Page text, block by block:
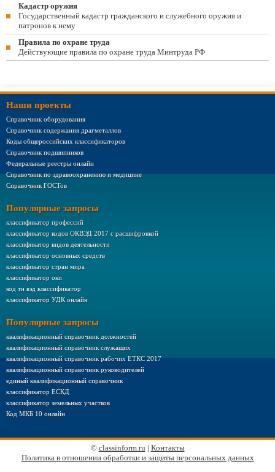
Кадастр оружия
Государственный кадастр гражданского и служебного оружия и
патронов к нему
Правила по охране труда
Действующие правила по охране труда Минтруда РФ
Наши проекты
Справочник оборудования
Справочник содержания драгметаллов
Коды общероссийских классификаторов
Справочник подшипников
Федеральные реестры онлайн
Справочник по здравоохранению и медицине
Справочник ГОСТов
Популярные запросы
классификатор профессий
классификатор кодов ОКВЭД 2017 с расшифровкой
классификатор видов деятельности
классификатор основных средств
классификатор стран мира
классификатор окп
код тн вэд классификатор
классификатор УДК онлайн
Популярные запросы
квалификационный справочник должностей
квалификационный справочник служащих
квалификационный справочник рабочих ЕТКС 2017
квалификационный справочник руководителей
единый квалификационный справочник
классификатор ЕСКД
классификатор земельных участков
Код МКБ 10 онлайн
© classinform.ru | Контакты
Политика в отношении обработки и защиты персональных данных